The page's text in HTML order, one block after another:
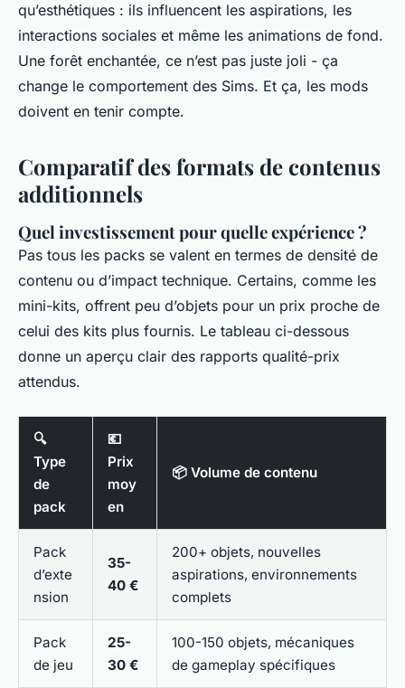
qu’esthétiques : ils influencent les aspirations, les
interactions sociales et même les animations de fond.
Une forêt enchantée, ce n’est pas juste joli - ça
change le comportement des Sims. Et ça, les mods
doivent en tenir compte.
Comparatif des formats de contenus
additionnels
Quel investissement pour quelle expérience ?
Pas tous les packs se valent en termes de densité de
contenu ou d’impact technique. Certains, comme les
mini-kits, offrent peu d’objets pour un prix proche de
celui des kits plus fournis. Le tableau ci-dessous
donne un aperçu clair des rapports qualité-prix
attendus.
🔍
Type
de
pack
💶
Prix
moy
en
📦 Volume de contenu
Pack
d’exte
nsion
35-
40 €
200+ objets, nouvelles
aspirations, environnements
complets
Pack
de jeu
25-
30 €
100-150 objets, mécaniques
de gameplay spécifiques